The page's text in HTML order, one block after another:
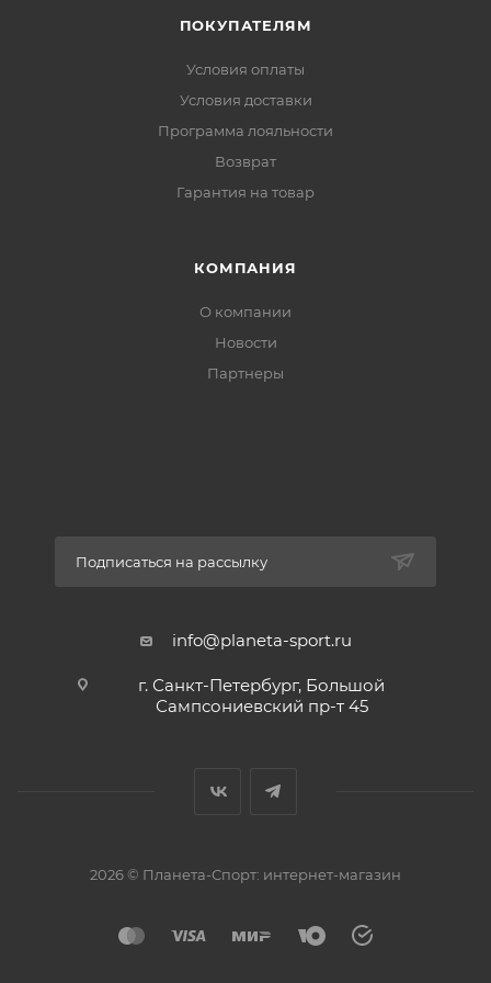
ПОКУПАТЕЛЯМ
Условия оплаты
Условия доставки
Программа лояльности
Возврат
Гарантия на товар
КОМПАНИЯ
О компании
Новости
Партнеры
Подписаться на рассылку
info@planeta-sport.ru
г. Санкт-Петербург, Большой
Сампсониевский пр-т 45
2026 © Планета-Спорт: интернет-магазин